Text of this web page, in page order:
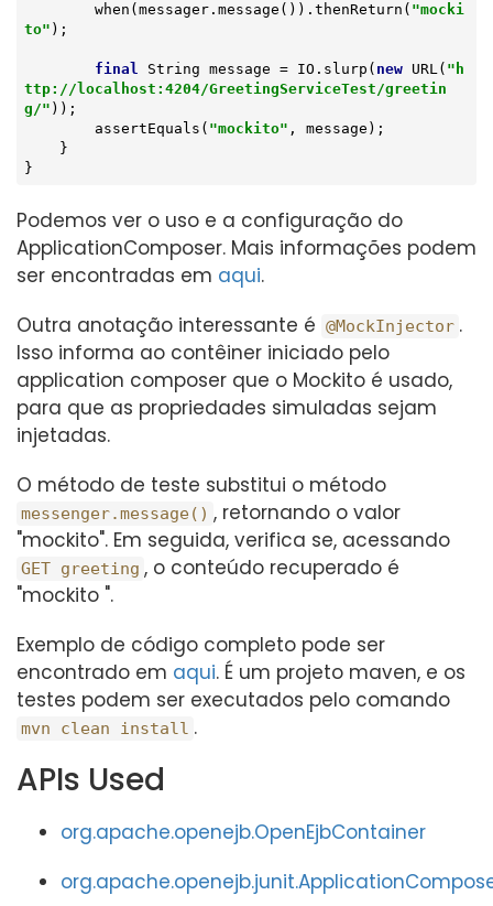
        when(messager.message()).thenReturn(
"mocki
to" );
final String message = IO.slurp( new URL( "h
ttp://localhost:4204/GreetingServiceTest/greetin
g/" ));
        assertEquals(
"mockito" , message);
}
Podemos ver o uso e a configuração do
ApplicationComposer. Mais informações podem
ser encontradas em aqui.
Outra anotação interessante é @MockInjector .
Isso informa ao contêiner iniciado pelo
application composer que o Mockito é usado,
para que as propriedades simuladas sejam
injetadas.
O método de teste substitui o método
messenger.message() , retornando o valor
"mockito". Em seguida, verifica se, acessando
GET greeting , o conteúdo recuperado é
"mockito ".
Exemplo de código completo pode ser
encontrado em aqui. É um projeto maven, e os
testes podem ser executados pelo comando
mvn clean install .
APIs Used
org.apache.openejb.OpenEjbContainer